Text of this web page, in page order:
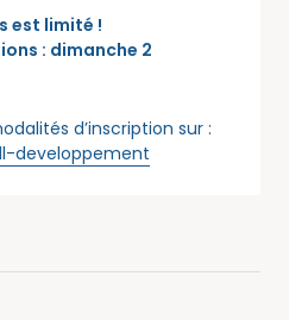
est limité !
: dimanche 2
d’inscription sur :
developpement